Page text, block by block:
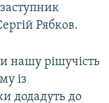
Рябков.
нашу рішучість
із
додадуть до